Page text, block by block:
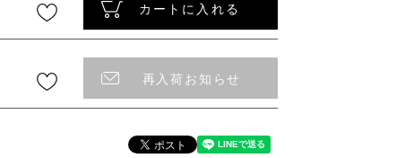
カートに入れる
再入荷お知らせ